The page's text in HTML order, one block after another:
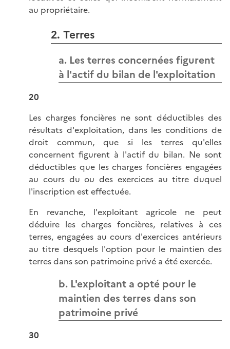
au propriétaire.
2. Terres
a. Les terres concernées figurent
à l'actif du bilan de l'exploitation
20
Les charges foncières ne sont déductibles des
résultats d'exploitation, dans les conditions de
droit commun, que si les terres qu'elles
concernent figurent à l'actif du bilan. Ne sont
déductibles que les charges foncières engagées
au cours du ou des exercices au titre duquel
l'inscription est effectuée.
En revanche, l'exploitant agricole ne peut
déduire les charges foncières, relatives à ces
terres, engagées au cours d'exercices antérieurs
au titre desquels l'option pour le maintien des
terres dans son patrimoine privé a été exercée.
b. L'exploitant a opté pour le
maintien des terres dans son
patrimoine privé
30